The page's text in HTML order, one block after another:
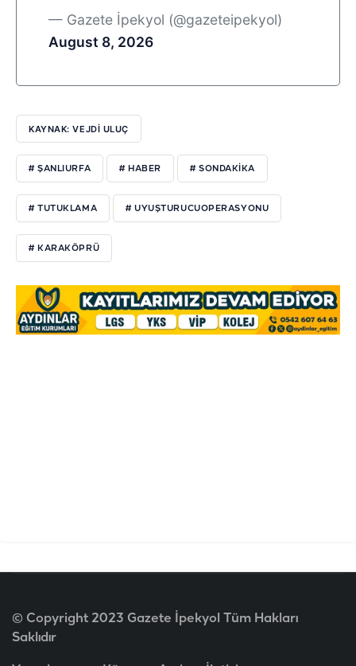
— Gazete İpekyol (@gazeteipekyol)
August 8, 2026
KAYNAK: VEJDI ULUÇ
# ŞANLIURFA # HABER # SONDAKIKA
# TUTUKLAMA # UYUŞTURUCUOPERASYONU
# KARAKÖPRÜ
© Copyright 2023 Gazete İpekyol Tüm Hakları
Saklıdır